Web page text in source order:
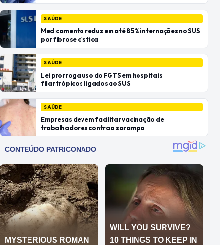
SAÚDE
Medicamento reduz em até 85% internações no SUS
por fibrose cística
SAÚDE
Lei prorroga uso do FGTS em hospitais
filantrópicos ligados ao SUS
SAÚDE
Empresas devem facilitar vacinação de
trabalhadores contra o sarampo